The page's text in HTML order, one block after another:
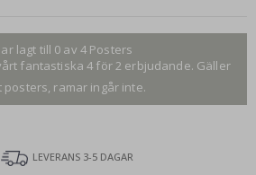
lagt till 0 av 4 Posters
fantastiska 4 för 2 erbjudande. Gäller
posters, ramar ingår inte.
LEVERANS 3-5 DAGAR